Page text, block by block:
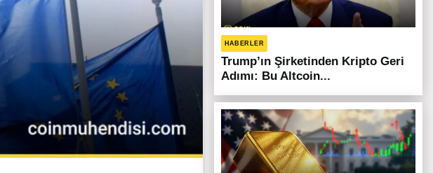
HABERLER
Trump’ın Şirketinden Kripto Geri
Adımı: Bu Altcoin...